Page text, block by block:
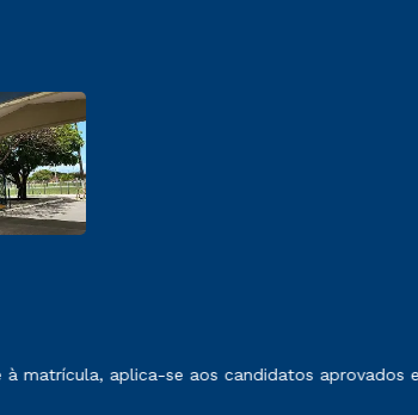
exposto no contrato de prestação de
aplica-se aos candidatos aprovados